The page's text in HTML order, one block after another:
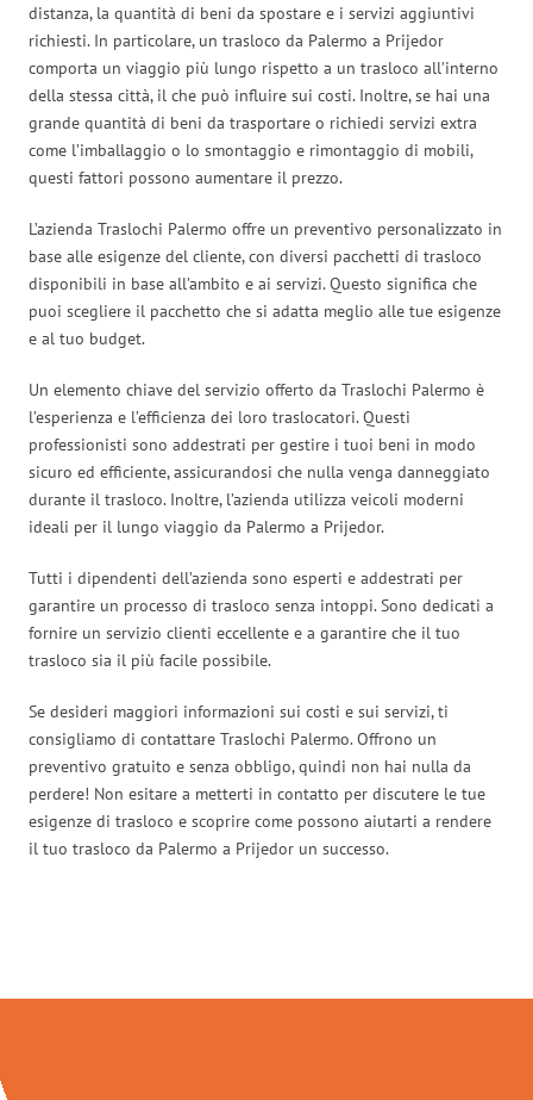
distanza, la quantità di beni da spostare e i servizi aggiuntivi
richiesti. In particolare, un trasloco da Palermo a Prijedor
comporta un viaggio più lungo rispetto a un trasloco all’interno
della stessa città, il che può influire sui costi. Inoltre, se hai una
grande quantità di beni da trasportare o richiedi servizi extra
come l’imballaggio o lo smontaggio e rimontaggio di mobili,
questi fattori possono aumentare il prezzo.
L’azienda Traslochi Palermo offre un preventivo personalizzato in
base alle esigenze del cliente, con diversi pacchetti di trasloco
disponibili in base all’ambito e ai servizi. Questo significa che
puoi scegliere il pacchetto che si adatta meglio alle tue esigenze
e al tuo budget.
Un elemento chiave del servizio offerto da Traslochi Palermo è
l’esperienza e l’efficienza dei loro traslocatori. Questi
professionisti sono addestrati per gestire i tuoi beni in modo
sicuro ed efficiente, assicurandosi che nulla venga danneggiato
durante il trasloco. Inoltre, l’azienda utilizza veicoli moderni
ideali per il lungo viaggio da Palermo a Prijedor.
Tutti i dipendenti dell’azienda sono esperti e addestrati per
garantire un processo di trasloco senza intoppi. Sono dedicati a
fornire un servizio clienti eccellente e a garantire che il tuo
trasloco sia il più facile possibile.
Se desideri maggiori informazioni sui costi e sui servizi, ti
consigliamo di contattare Traslochi Palermo. Offrono un
preventivo gratuito e senza obbligo, quindi non hai nulla da
perdere! Non esitare a metterti in contatto per discutere le tue
esigenze di trasloco e scoprire come possono aiutarti a rendere
il tuo trasloco da Palermo a Prijedor un successo.